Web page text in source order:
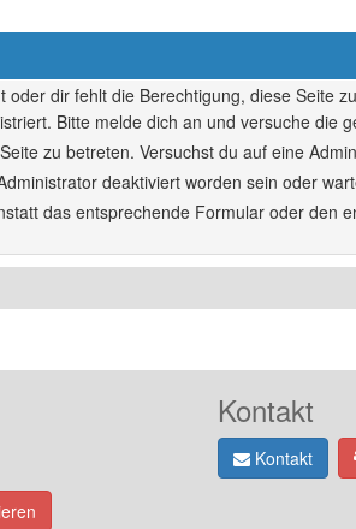
oder dir fehlt die Berechtigung, diese Seite
Bitte melde dich an und versuche die
zu betreten. Versuchst du auf eine
deaktiviert worden sein oder
das entsprechende Formular oder den
Kontakt
Kontakt